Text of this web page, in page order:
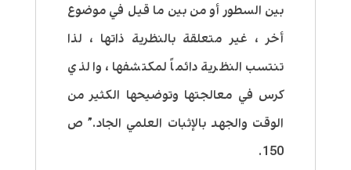
بين السطور أو من بين ما قيل في موضوع
أخر ، غير متعلقة بالنظرية ذاتها ، لذا
تنتسب النظرية دائماً لمكتشفها ، والذي
كرس في معالجتها وتوضيحها الكثير من
الوقت والجهد بالإثبات العلمي الجاد.” ص
150.